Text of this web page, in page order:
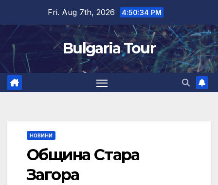
content
Fri. Aug 7th, 2026 4:50:34 PM
Bulgaria Tour
НОВИНИ
Община Стара
Загора